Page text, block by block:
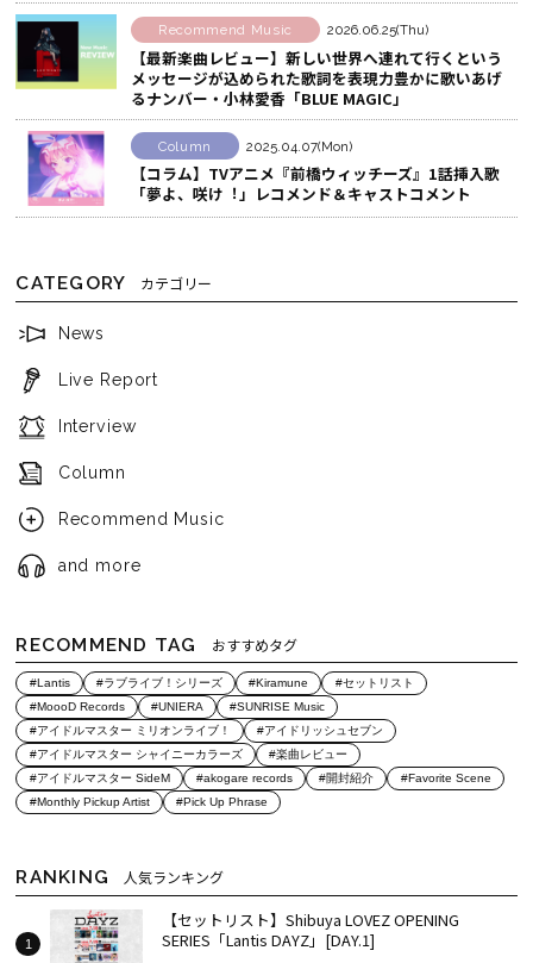
す
る
Recommend Music 2026.06.25(Thu)
【最新楽曲レビュー】新しい世界へ連れて行くという
メッセージが込められた歌詞を表現力豊かに歌いあげ
るナンバー・小林愛香「BLUE MAGIC」
Column 2025.04.07(Mon)
【コラム】TVアニメ『前橋ウィッチーズ』1話挿入歌
「夢よ、咲け︕」レコメンド＆キャストコメント
CATEGORY カテゴリー
News
Live Report
Interview
Column
Recommend Music
and more
RECOMMEND TAG おすすめタグ
#Lantis #ラブライブ！シリーズ #Kiramune
#セットリスト
#MoooD Records
#UNIERA
#SUNRISE Music
#アイドルマスター ミリオンライブ！
#アイドリッシュセブン
#アイドルマスター シャイニーカラーズ
#楽曲レビュー
#アイドルマスター SideM
#akogare records #開封紹介
#Favorite Scene
#Monthly Pickup Artist
#Pick Up Phrase
RANKING 人気ランキング
【セットリスト】Shibuya LOVEZ OPENING
SERIES「Lantis DAYZ」[DAY.1]